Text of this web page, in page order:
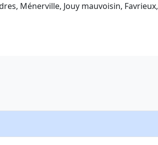
Ménerville, Jouy mauvoisin, Favrieux,